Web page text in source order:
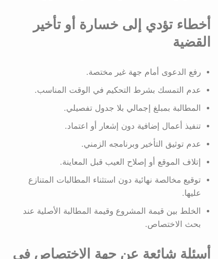
أخطاء تؤدي إلى خسارة أو تأخير
القضية
رفع الدعوى أمام جهة غير مختصة.
عدم التمسك بشرط التحكيم في الوقت المناسب.
المطالبة بمبلغ إجمالي بلا جدول تفصيلي.
تنفيذ أعمال إضافية دون إشعار أو اعتماد.
عدم توثيق التأخير وبرنامجه الزمني.
إتلاف الموقع أو إصلاح العيب قبل المعاينة.
توقيع مخالصة نهائية دون استثناء المطالبات المتنازع
عليها.
الخلط بين قيمة المشروع وقيمة المطالبة الأصلية عند
بحث الاختصاص.
أسئلة شائعة عن جهة الاختصاص في